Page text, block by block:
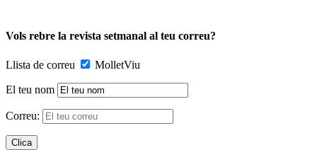
Vols rebre la revista setmanal al teu correu?
Llista de correu MolletViu
El teu nom
Correu: